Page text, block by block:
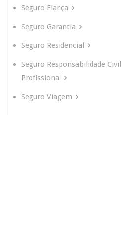
Seguro Fiança
Seguro Garantia
Seguro Residencial
Seguro Responsabilidade Civil
Profissional
Seguro Viagem